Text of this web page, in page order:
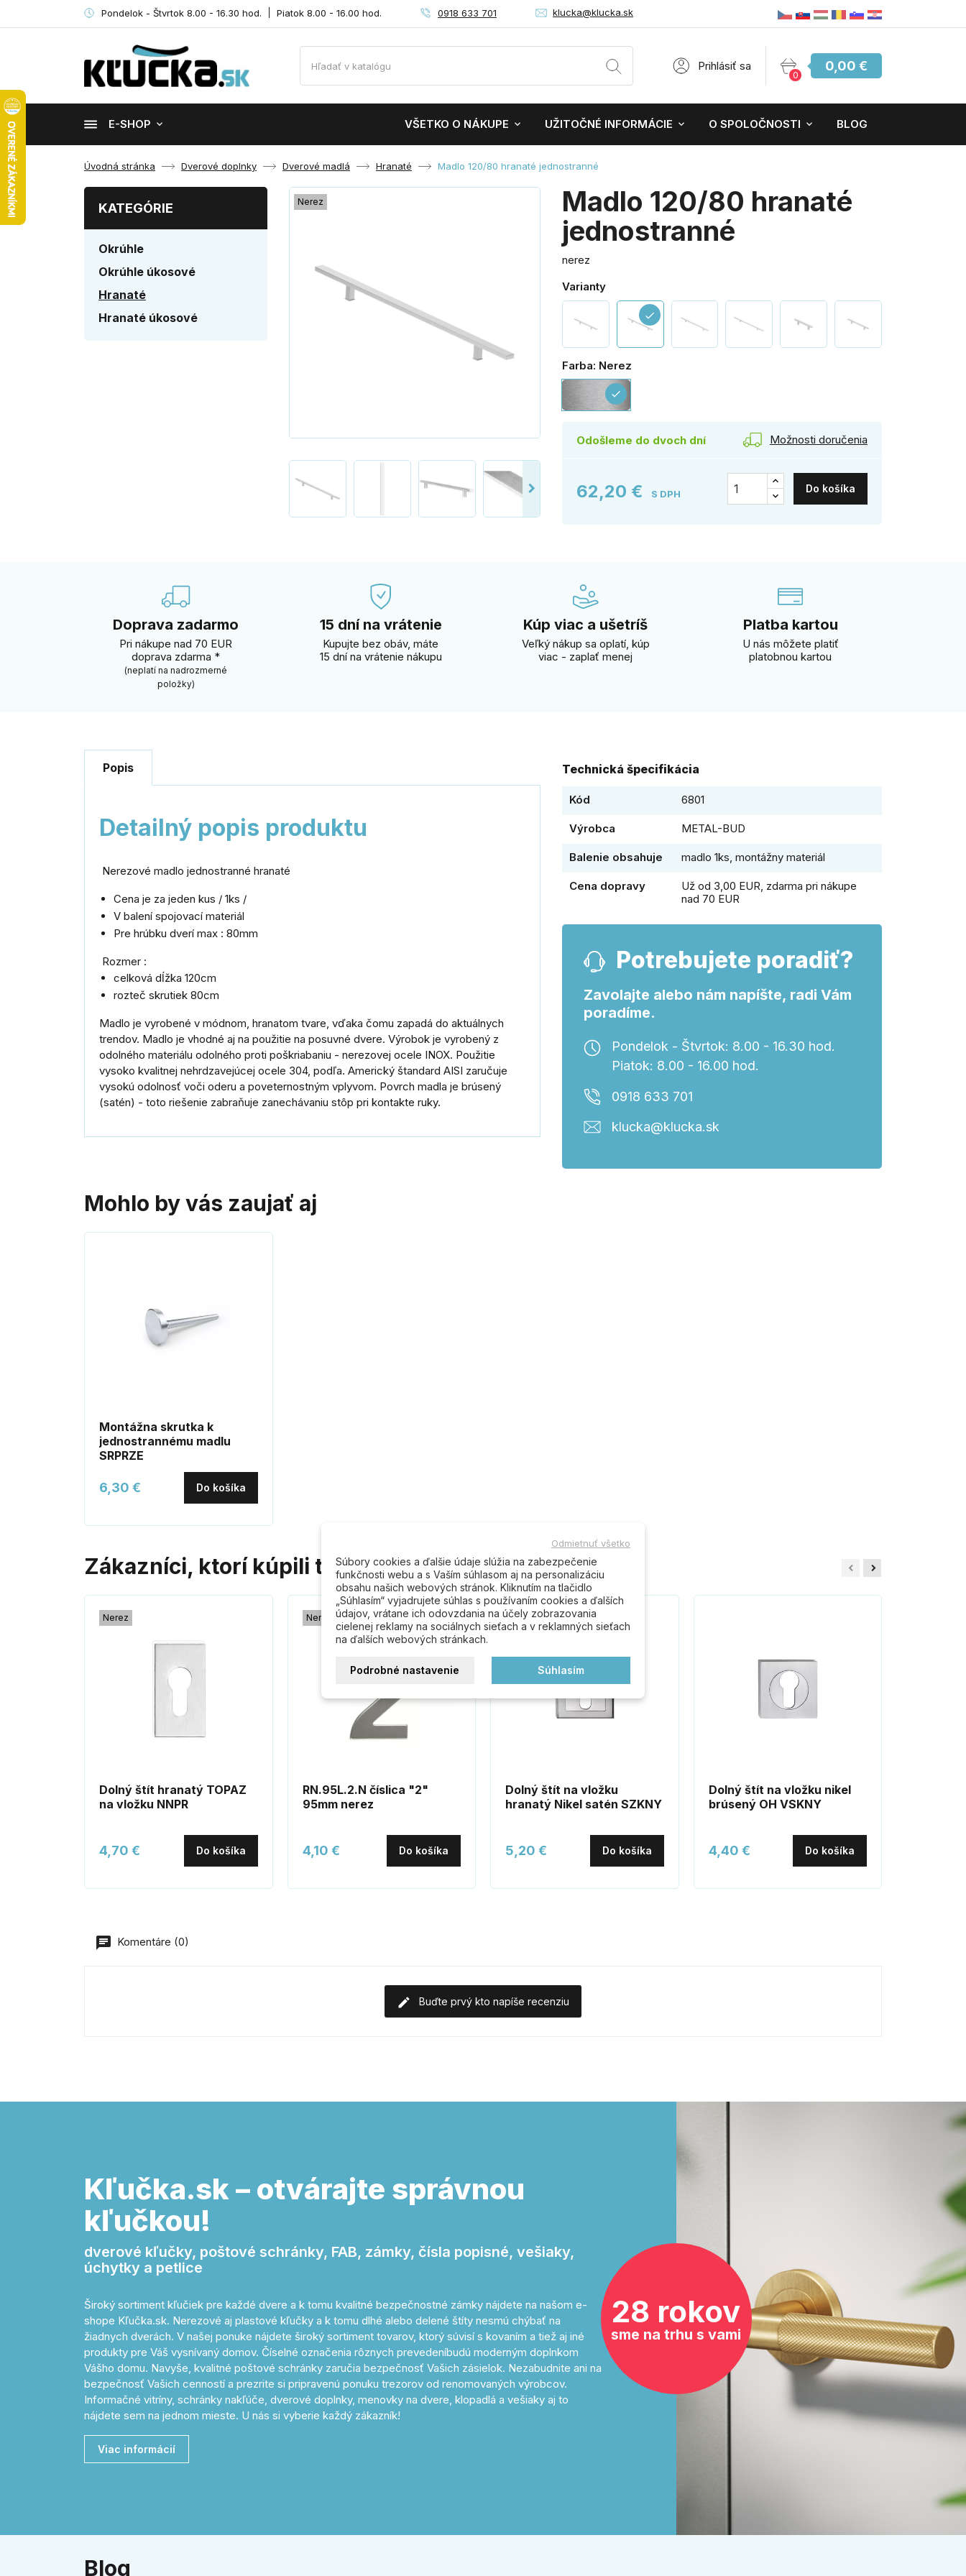
Pondelok - Štvrtok 8.00 - 16.30 hod. Piatok 8.00 - 16.00 hod. 0918 633 701 klucka@klucka.sk
Prihlásiť sa
0
0,00 €
E-SHOP VŠETKO O NÁKUPE UŽITOČNÉ INFORMÁCIE O SPOLOČNOSTI BLOG
Úvodná stránka Dverové doplnky Dverové madlá Hranaté Madlo 120/80 hranaté jednostranné
KATEGÓRIE
Okrúhle
Okrúhle úkosové
Hranaté
Hranaté úkosové
Nerez
Madlo 120/80 hranaté
jednostranné
nerez
Varianty
check
Farba: Nerez
Nerez
check
Odošleme do dvoch dní Možnosti doručenia
62,20 € S DPH Do košíka
Doprava zadarmo
Pri nákupe nad 70 EUR
doprava zdarma *
(neplatí na nadrozmerné
položky)
15 dní na vrátenie
Kupujte bez obáv, máte
15 dní na vrátenie nákupu
Kúp viac a ušetríš
Veľký nákup sa oplatí, kúp
viac - zaplať menej
Platba kartou
U nás môžete platiť
platobnou kartou
Popis
Detailný popis produktu
Nerezové madlo jednostranné hranaté
Cena je za jeden kus / 1ks /
V balení spojovací materiál
Pre hrúbku dverí max : 80mm
Rozmer :
celková dĺžka 120cm
rozteč skrutiek 80cm
Madlo je vyrobené v módnom, hranatom tvare, vďaka čomu zapadá do aktuálnych
trendov. Madlo je vhodné aj na použitie na posuvné dvere. Výrobok je vyrobený z
odolného materiálu odolného proti poškriabaniu - nerezovej ocele INOX. Použitie
vysoko kvalitnej nehrdzavejúcej ocele 304, podľa. Americký štandard AISI zaručuje
vysokú odolnosť voči oderu a poveternostným vplyvom. Povrch madla je brúsený
(satén) - toto riešenie zabraňuje zanechávaniu stôp pri kontakte ruky.
Technická špecifikácia
Kód 6801
Výrobca METAL-BUD
Balenie obsahuje madlo 1ks, montážny materiál
Cena dopravy
Už od 3,00 EUR, zdarma pri nákupe
nad 70 EUR
Potrebujete poradiť?
Zavolajte alebo nám napíšte, radi Vám
poradíme.
Pondelok - Štvrtok: 8.00 - 16.30 hod.
Piatok: 8.00 - 16.00 hod.
0918 633 701
klucka@klucka.sk
Mohlo by vás zaujať aj
Montážna skrutka k
jednostrannému madlu
SRPRZE
6,30 € Do košíka
Zákazníci, ktorí kúpili tento produkt, kúpili tiež:
Nerez
Dolný štít hranatý TOPAZ
na vložku NNPR
4,70 € Do košíka
Nerez
RN.95L.2.N číslica "2"
95mm nerez
4,10 € Do košíka
Dolný štít na vložku
hranatý Nikel satén SZKNY
5,20 € Do košíka
Dolný štít na vložku nikel
brúsený OH VSKNY
4,40 € Do košíka
Komentáre (0)
Buďte prvý kto napíše recenziu
Kľučka.sk – otvárajte správnou
kľučkou!
dverové kľučky, poštové schránky, FAB, zámky, čísla popisné, vešiaky,
úchytky a petlice
Široký sortiment kľučiek pre každé dvere a k tomu kvalitné bezpečnostné zámky nájdete na našom e-
shope Kľučka.sk. Nerezové aj plastové kľučky a k tomu dlhé alebo delené štíty nesmú chýbať na
žiadnych dverách. V našej ponuke nájdete široký sortiment tovarov, ktorý súvisí s kovaním a tiež aj iné
produkty pre Váš vysnívaný domov. Číselné označenia rôznych prevedeníbudú moderným doplnkom
Vášho domu. Navyše, kvalitné poštové schránky zaručia bezpečnosť Vašich zásielok. Nezabudnite ani na
bezpečnosť Vašich cenností a prezrite si pripravenú ponuku trezorov od renomovaných výrobcov.
Informačné vitríny, schránky nakľúče, dverové doplnky, menovky na dvere, klopadlá a vešiaky aj to
nájdete sem na jednom mieste. U nás si vyberie každý zákazník!
Viac informácií
28 rokov
sme na trhu s vami
Blog
Odmietnuť všetko
Súbory cookies a ďalšie údaje slúžia na zabezpečenie
funkčnosti webu a s Vaším súhlasom aj na personalizáciu
obsahu našich webových stránok. Kliknutím na tlačidlo
„Súhlasím“ vyjadrujete súhlas s používaním cookies a ďalších
údajov, vrátane ich odovzdania na účely zobrazovania
cielenej reklamy na sociálnych sieťach a v reklamných sieťach
na ďalších webových stránkach.
Podrobné nastavenie Súhlasím